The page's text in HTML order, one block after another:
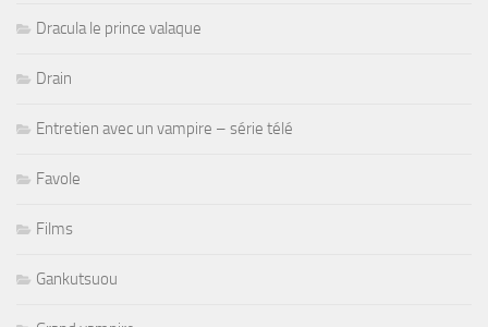
Dracula le prince valaque
Drain
Entretien avec un vampire – série télé
Favole
Films
Gankutsuou